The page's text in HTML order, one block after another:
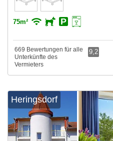
75m²
669 Bewertungen für alle
Unterkünfte des
Vermieters
9,2
Heringsdorf